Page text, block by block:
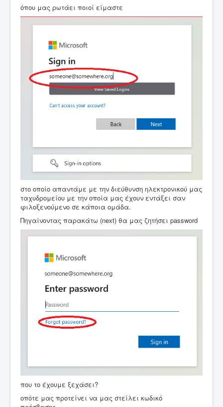
όπου μας ρωτάει ποιοί είμαστε
στο οποίο απαντάμε με την διεύθυνση ηλεκτρονικού μας
ταχυδρομείου με την οποία μας έχουν εντάξει σαν
φιλοξενούμενο σε κάποια ομάδα.
Πηγαίνοντας παρακάτω (next) θα μας ζητήσει password
που το έχουμε ξεχάσει?
οπότε μας προτείνει να μας στείλει κωδικό